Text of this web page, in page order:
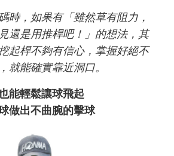
時，如果有「雖然草有阻力，
還是用推桿吧！」的想法，其
起桿不夠有信心，掌握好絕不
就能確實靠近洞口。
能輕鬆讓球飛起
做出不曲腕的擊球